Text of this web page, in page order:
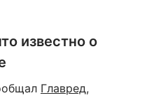
известно о
Главред,